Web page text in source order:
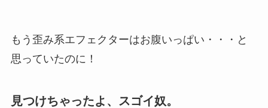
もう歪み系エフェクターはお腹いっぱい・・・と
思っていたのに！
見つけちゃったよ、スゴイ奴。